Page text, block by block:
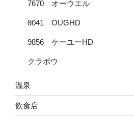
7670 オーウエル
8041 OUGHD
9856 ケーユーHD
クラボウ
温泉
飲食店